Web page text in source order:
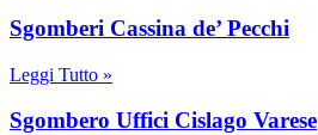
Sgomberi Cassina de’ Pecchi
Leggi Tutto »
Sgombero Uffici Cislago Varese